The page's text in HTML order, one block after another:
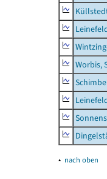
Worbis,
▴ nach oben